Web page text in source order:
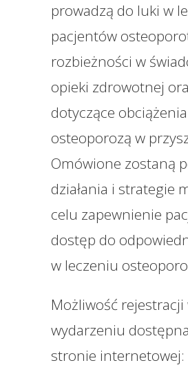
prowadzą do luki w
pacjentów
rozbieżności w
opieki zdrowotnej
dotyczące obciążenia
osteoporozą w
Omówione zostaną
działania i strategie
celu zapewnienie
dostęp do
w leczeniu
Możliwość rejestracji
wydarzeniu
stronie internetowej: